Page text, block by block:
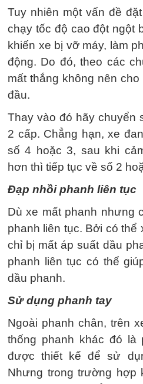
Tuy nhiên một vấn đề
chạy tốc độ cao đột ngột
khiến xe bị vỡ máy, làm
động. Do đó, theo các
mất thắng không nên
đầu.
Thay vào đó hãy chuyển
2 cấp. Chẳng hạn, xe
số 4 hoặc 3, sau khi
hơn thì tiếp tục về số 2
Đạp nhồi phanh liên tục
Dù xe mất phanh nhưng
phanh liên tục. Bởi có thể
chỉ bị mất áp suất dầu
phanh liên tục có thể
dầu phanh.
Sử dụng phanh tay
Ngoài phanh chân, trên
thống phanh khác đó là
được thiết kế để sử
Nhưng trong trường hợp